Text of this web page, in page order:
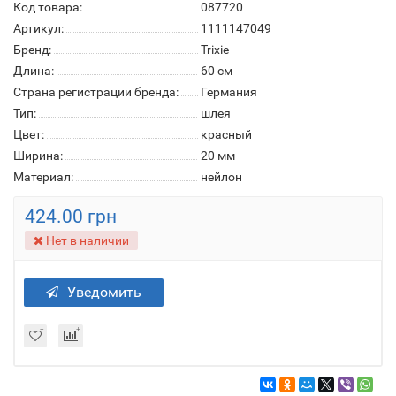
Код товара:
087720
Артикул:
1111147049
Бренд:
Trixie
Длина:
60 см
Страна регистрации бренда:
Германия
Тип:
шлея
Цвет:
красный
Ширина:
20 мм
Материал:
нейлон
424.00 грн
Нет в наличии
Уведомить